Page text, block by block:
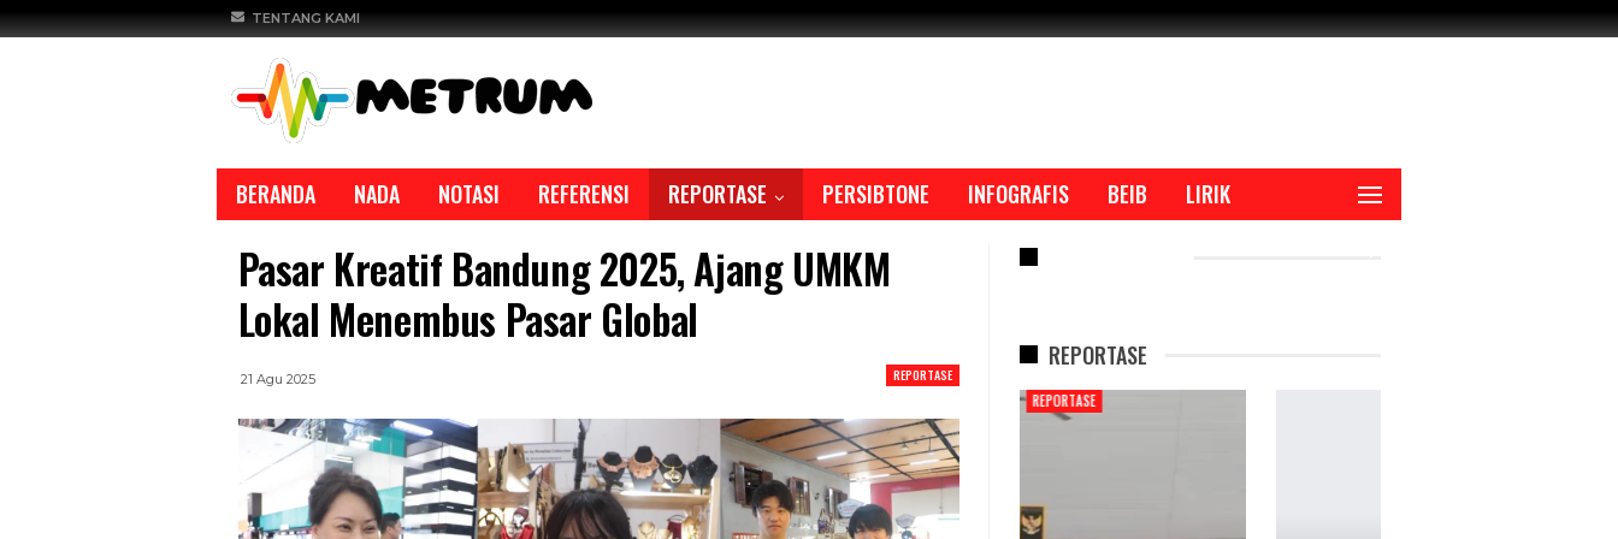
TENTANG KAMI
BERANDA NADA NOTASI REFERENSI REPORTASE PERSIBTONE INFOGRAFIS BEIB LIRIK
Pasar Kreatif Bandung 2025, Ajang UMKM
Lokal Menembus Pasar Global
REPORTASE
21 Agu 2025
REPORTASE